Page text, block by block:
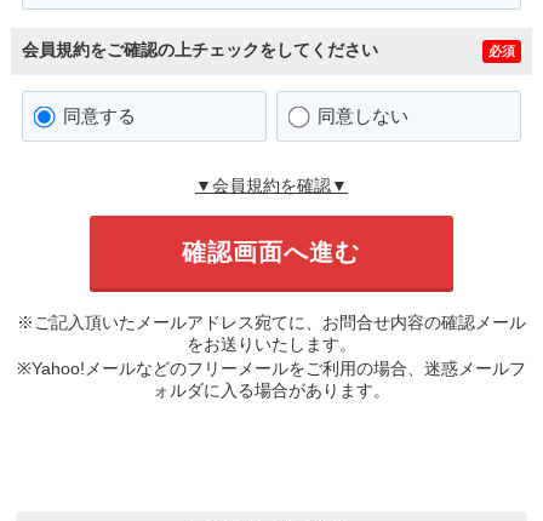
会員規約をご確認の上チェックをしてください 必須
同意する 同意しない
▼会員規約を確認▼
※ご記入頂いたメールアドレス宛てに、お問合せ内容の確認メール
をお送りいたします。
※Yahoo!メールなどのフリーメールをご利用の場合、迷惑メールフ
ォルダに入る場合があります。